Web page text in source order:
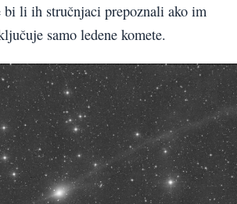
li ih stručnjaci prepoznali ako im
samo ledene komete.